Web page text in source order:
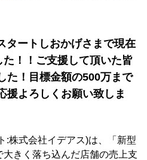
タートしおかげさまで現在
！！ご支援して頂いた皆
た！目標金額の500万まで
援よろしくお願い致しま
:株式会社イデアス)は、「新型
きく落ち込んだ店舗の売上支